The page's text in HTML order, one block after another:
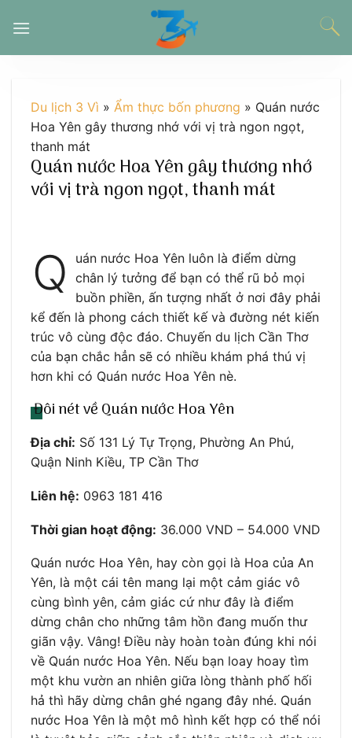
đến
Du lịch 3 Vì » Ẩm thực bốn phương » Quán nước
Hoa Yên gây thương nhớ với vị trà ngon ngọt,
thanh mát
Quán nước Hoa Yên gây thương nhớ
với vị trà ngon ngọt, thanh mát
Q
uán nước Hoa Yên luôn là điểm dừng
chân lý tưởng để bạn có thể rũ bỏ mọi
buồn phiền, ấn tượng nhất ở nơi đây phải
kể đến là phong cách thiết kế và đường nét kiến
trúc vô cùng độc đáo. Chuyến du lịch Cần Thơ
của bạn chắc hẳn sẽ có nhiều khám phá thú vị
hơn khi có Quán nước Hoa Yên nè.
Đôi nét về Quán nước Hoa Yên
Địa chỉ: Số 131 Lý Tự Trọng, Phường An Phú,
Quận Ninh Kiều, TP Cần Thơ
Liên hệ: 0963 181 416
Thời gian hoạt động: 36.000 VND – 54.000 VND
Quán nước Hoa Yên, hay còn gọi là Hoa của An
Yên, là một cái tên mang lại một cảm giác vô
cùng bình yên, cảm giác cứ như đây là điểm
dừng chân cho những tâm hồn đang muốn thư
giãn vậy. Vâng! Điều này hoàn toàn đúng khi nói
về Quán nước Hoa Yên. Nếu bạn loay hoay tìm
một khu vườn an nhiên giữa lòng thành phố hối
hả thì hãy dừng chân ghé ngang đây nhé. Quán
nước Hoa Yên là một mô hình kết hợp có thể nói